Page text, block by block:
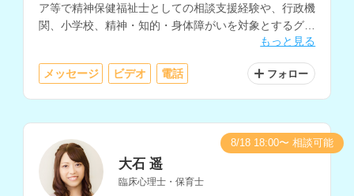
ア等で精神保健福祉士としての相談支援経験や、行政機
関、小学校、精神・知的・身体障がいを対象とするグル
ープホームでの介護などの支援経験をお持ちです。
もっと見る
メッセージ ビデオ 電話 フォロー
大石 遥
臨床心理士・保育士
8/18 18:00〜 相談可能